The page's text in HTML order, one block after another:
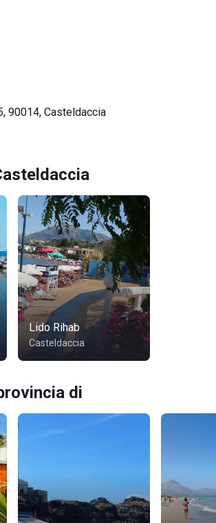
90014, Casteldaccia
Lido Rihab
Casteldaccia
di